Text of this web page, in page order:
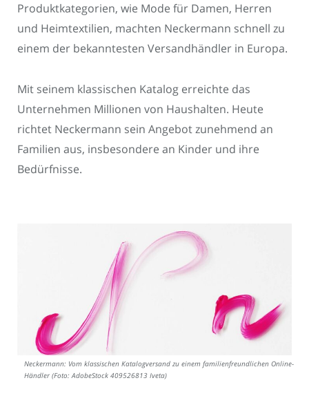
Produktkategorien, wie Mode für Damen, Herren
und Heimtextilien, machten Neckermann schnell zu
einem der bekanntesten Versandhändler in Europa.
Mit seinem klassischen Katalog erreichte das
Unternehmen Millionen von Haushalten. Heute
richtet Neckermann sein Angebot zunehmend an
Familien aus, insbesondere an Kinder und ihre
Bedürfnisse.
Neckermann: Vom klassischen Katalogversand zu einem familienfreundlichen Online-
Händler (Foto: AdobeStock 409526813 Iveta)